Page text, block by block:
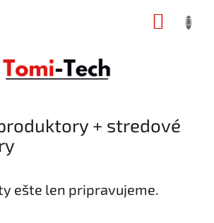
+ stredové
ešte len pripravujeme.